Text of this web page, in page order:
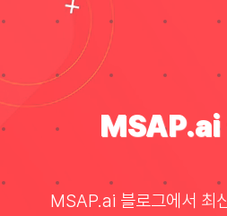
조달물품
컨설팅 MSAP.ai
MSAP.ai 블로그에서 최